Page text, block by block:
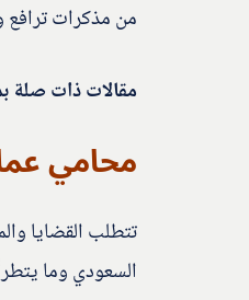
من مذكرات ترافع
مقالات ذات صلة
محامي
تتطلب القضايا
السعودي وما